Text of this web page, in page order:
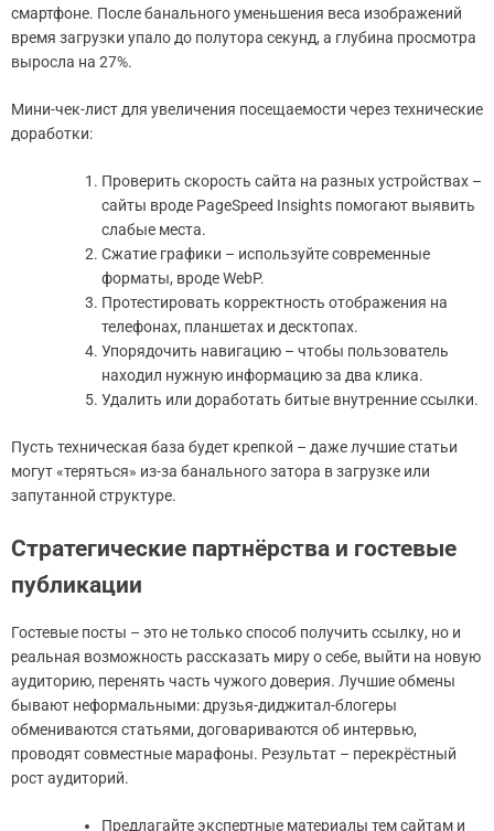
смартфоне. После банального уменьшения веса изображений
время загрузки упало до полутора секунд, а глубина просмотра
выросла на 27%.
Мини-чек-лист для увеличения посещаемости через технические
доработки:
Проверить скорость сайта на разных устройствах –
сайты вроде PageSpeed Insights помогают выявить
слабые места.
Сжатие графики – используйте современные
форматы, вроде WebP.
Протестировать корректность отображения на
телефонах, планшетах и десктопах.
Упорядочить навигацию – чтобы пользователь
находил нужную информацию за два клика.
Удалить или доработать битые внутренние ссылки.
Пусть техническая база будет крепкой – даже лучшие статьи
могут «теряться» из-за банального затора в загрузке или
запутанной структуре.
Стратегические партнёрства и гостевые
публикации
Гостевые посты – это не только способ получить ссылку, но и
реальная возможность рассказать миру о себе, выйти на новую
аудиторию, перенять часть чужого доверия. Лучшие обмены
бывают неформальными: друзья-диджитал-блогеры
обмениваются статьями, договариваются об интервью,
проводят совместные марафоны. Результат – перекрёстный
рост аудиторий.
Предлагайте экспертные материалы тем сайтам и